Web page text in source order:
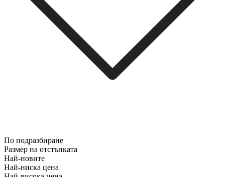
По подразбиране
Размер на отстъпката
Най-новите
Най-ниска цена